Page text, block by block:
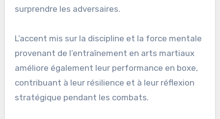
surprendre les adversaires.
L’accent mis sur la discipline et la force mentale
provenant de l’entraînement en arts martiaux
améliore également leur performance en boxe,
contribuant à leur résilience et à leur réflexion
stratégique pendant les combats.